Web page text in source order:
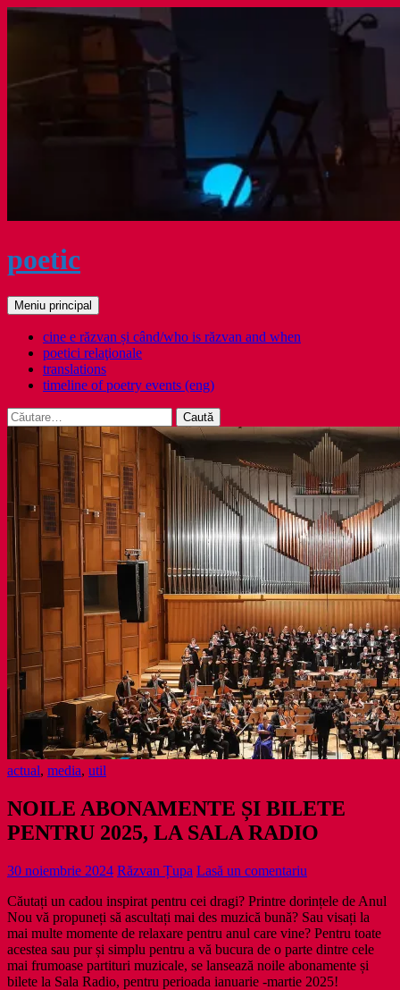
Sari
poetic
Caută
Meniu principal
cine e răzvan și când/who is răzvan and when
poetici relaţionale
translations
timeline of poetry events (eng)
Caută
după:
actual, media, util
NOILE ABONAMENTE ȘI BILETE
PENTRU 2025, LA SALA RADIO
30 noiembrie 2024 Răzvan Țupa Lasă un comentariu
Căutați un cadou inspirat pentru cei dragi? Printre dorințele de Anul
Nou vă propuneți să ascultați mai des muzică bună? Sau visați la
mai multe momente de relaxare pentru anul care vine? Pentru toate
acestea sau pur și simplu pentru a vă bucura de o parte dintre cele
mai frumoase partituri muzicale, se lansează noile abonamente și
bilete la Sala Radio, pentru perioada ianuarie -martie 2025!